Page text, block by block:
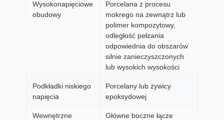
Wysokonapięciowe
obudowy
Porcelana z procesu
mokrego na zewnątrz lub
polimer kompozytowy,
odległość pełzania
odpowiednia do obszarów
silnie zanieczyszczonych
lub wysokich wysokości
Podkładki niskiego
napięcia
Porcelany lub żywicy
epoksydowej
Wewnętrzne
Główne boczne łącze